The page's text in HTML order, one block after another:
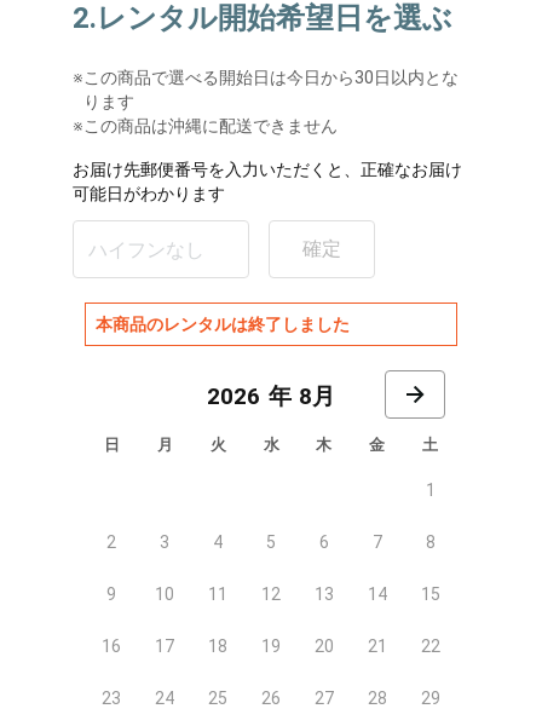
2.レンタル開始希望日を選ぶ
※この商品で選べる開始日は今日から30日以内とな
ります
※この商品は沖縄に配送できません
お届け先郵便番号を入力いただくと、正確なお届け
可能日がわかります
確定
本商品のレンタルは終了しました
8月
日 月 火 水 木 金 土
1
2 3 4 5 6 7 8
9 10 11 12 13 14 15
16 17 18 19 20 21 22
23 24 25 26 27 28 29